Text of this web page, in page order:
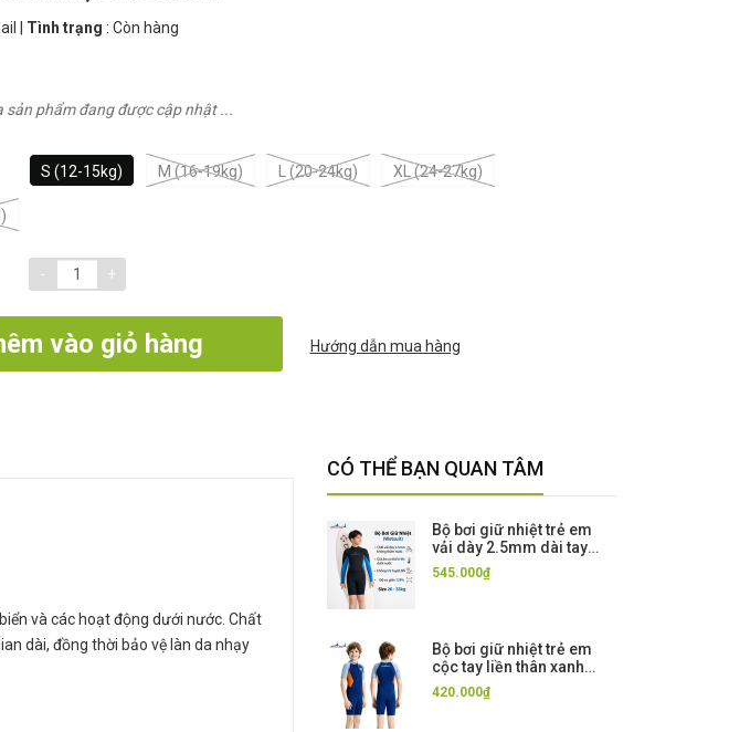
Tình trạng : Còn hàng
sản phẩm đang được cập nhật ...
S (12-15kg) M (16-19kg) L (20-24kg) XL (24-27kg)
- +
vào giỏ hàng Hướng dẫn mua hàng
và các hoạt động dưới nước. Chất
dài, đồng thời bảo vệ làn da nhạy
CÓ THỂ BẠN QUAN TÂM
Bộ bơi giữ nhiệt trẻ em
vải dày 2.5mm dài tay
dáng liền màu xanh đen
Dive & Sail
545.000₫
Bộ bơi giữ nhiệt trẻ em
cộc tay liền thân xanh
cam vải dày 2.5mm,
Dive&Sail
420.000₫